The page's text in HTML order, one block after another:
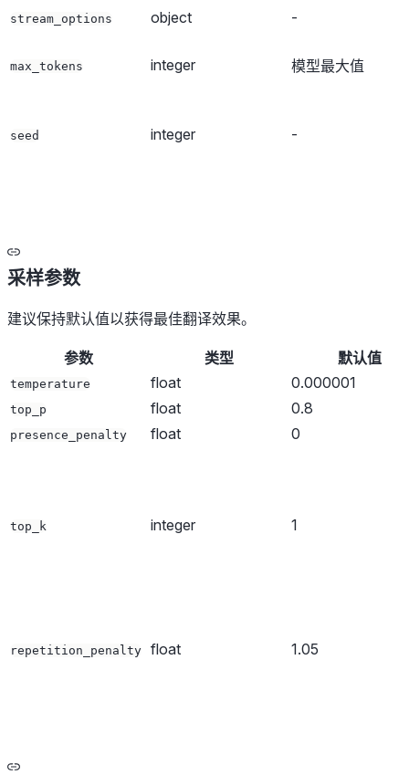
stream_options object -
max_tokens integer 模型最大值
seed integer -
采样参数
建议保持默认值以获得最佳翻译效果。
参数 类型 默认值
temperature float 0.000001
top_p float 0.8
presence_penalty float 0
top_k integer 1
repetition_penalty float 1.05